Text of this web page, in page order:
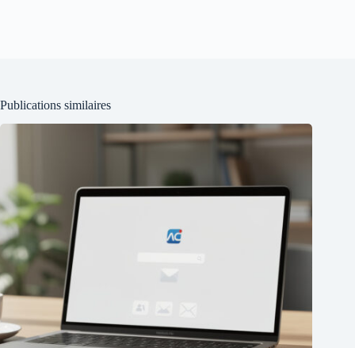
Publications similaires